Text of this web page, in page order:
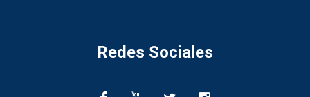
Redes Sociales